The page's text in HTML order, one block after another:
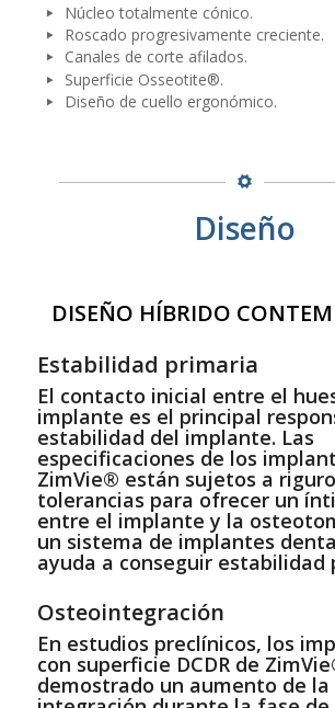
Núcleo totalmente cónico.
Roscado progresivamente creciente.
Canales de corte afilados.
Superficie Osseotite®.
Diseño de cuello ergonómico.
Diseño
DISEÑO HÍBRIDO
Estabilidad primaria
El contacto inicial entre el
implante es el principal
estabilidad del implante. Las
especificaciones de los
ZimVie® están sujetos a
tolerancias para ofrecer un
entre el implante y la
un sistema de implantes
ayuda a conseguir estabilidad
Osteointegración
En estudios preclínicos, los
con superficie DCDR de
demostrado un aumento de